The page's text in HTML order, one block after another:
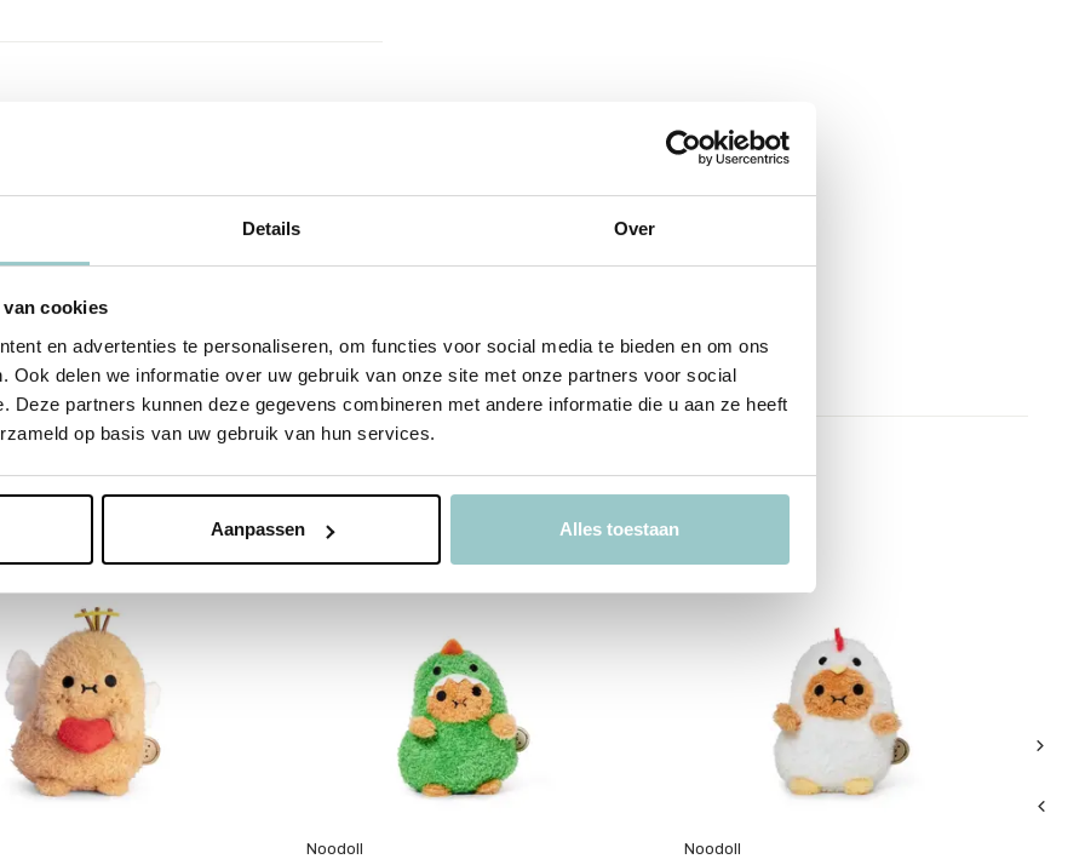
Details Over
cookies
en advertenties te personaliseren, om functies voor social media te bieden en om ons
Ook delen we informatie over uw gebruik van onze site met onze partners voor social
Deze partners kunnen deze gegevens combineren met andere informatie die u aan ze heeft
op basis van uw gebruik van hun services.
Aanpassen Alles toestaan
Noodoll Noodoll